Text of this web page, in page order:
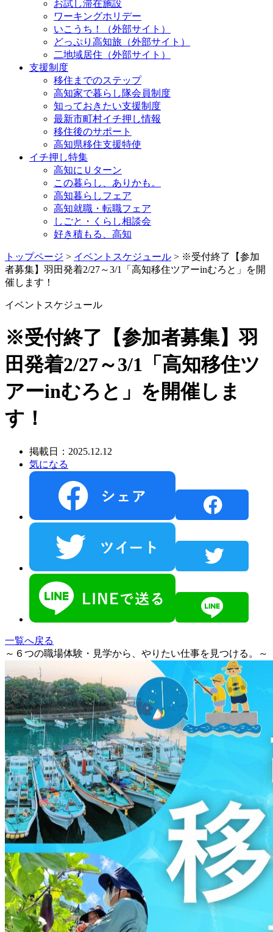
お試し滞在施設
ワーキングホリデー
いこうち！（外部サイト）
どっぷり高知旅（外部サイト）
二地域居住（外部サイト）
支援制度
移住までのステップ
高知家で暮らし隊会員制度
知っておきたい支援制度
最新市町村イチ押し情報
移住後のサポート
高知県移住支援特使
イチ押し特集
高知にＵターン
この暮らし、ありかも。
高知暮らしフェア
高知就職・転職フェア
しごと・くらし相談会
好き積もる、高知
トップページ > イベントスケジュール > ※受付終了【参加
者募集】羽田発着2/27～3/1「高知移住ツアーinむろと」を開
催します！
イベントスケジュール
※受付終了【参加者募集】羽
田発着2/27～3/1「高知移住ツ
アーinむろと」を開催しま
す！
掲載日：2025.12.12
気になる
一覧へ戻る
～６つの職場体験・見学から、やりたい仕事を見つける。～